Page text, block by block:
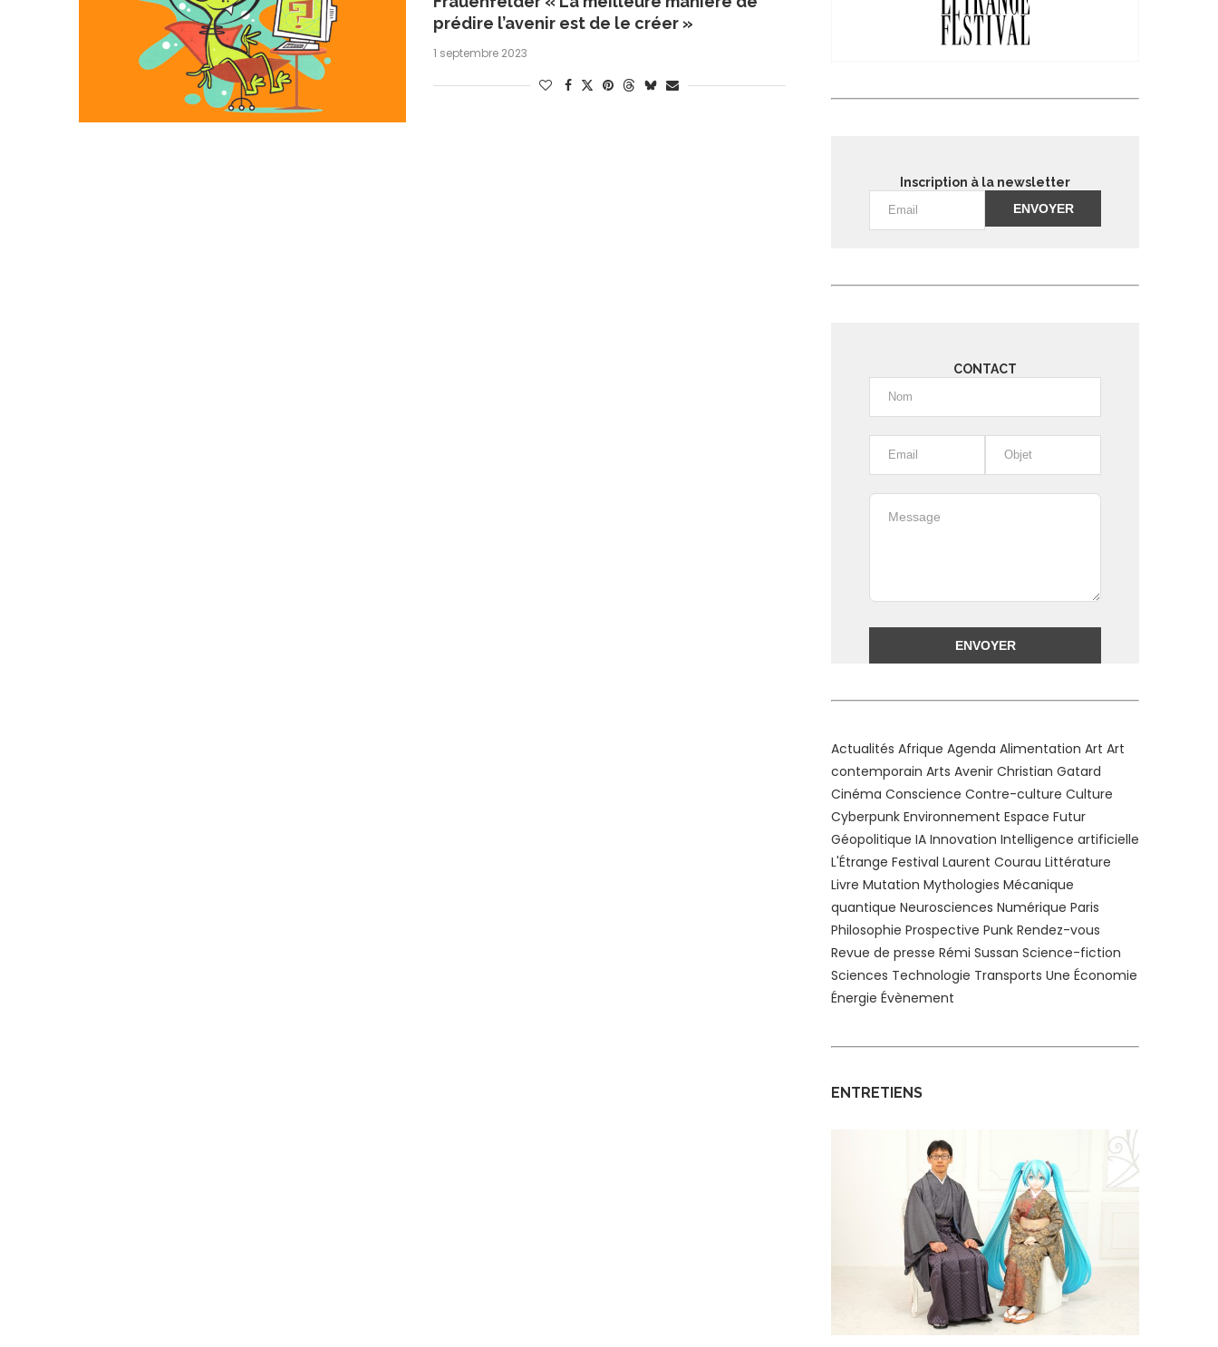
prédire l’avenir est de le créer »
1 septembre 2023
Inscription à la newsletter
CONTACT
Actualités Afrique Agenda Alimentation Art Art
contemporain Arts Avenir Christian Gatard
Cinéma Conscience Contre-culture Culture
Cyberpunk Environnement Espace Futur
Géopolitique IA Innovation Intelligence artificielle
L'Étrange Festival Laurent Courau Littérature
Livre Mutation Mythologies Mécanique
quantique Neurosciences Numérique Paris
Philosophie Prospective Punk Rendez-vous
Revue de presse Rémi Sussan Science-fiction
Sciences Technologie Transports Une Économie
Énergie Évènement
ENTRETIENS